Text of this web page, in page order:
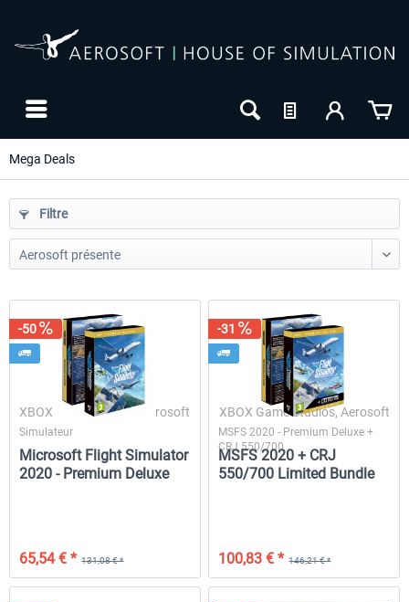
Mega Deals
-25
SkySimulations - DC-9 MSFS
44,10 € * 58,80 € *
-30
MD-11 V2
Filtre
-50
XBOX Game Studios, Aerosoft
Simulateur
Microsoft Flight Simulator
2020 - Premium Deluxe
131,08 € *
65,54 € *
-31
XBOX Game Studios, Aerosoft
MSFS 2020 - Premium Deluxe +
CRJ 550/700
MSFS 2020 + CRJ
550/700 Limited Bundle
146,21 € *
100,83 € *